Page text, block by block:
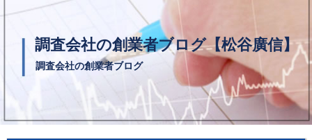
調査会社の創業者ブログ【松谷廣信】
調査会社の創業者ブログ